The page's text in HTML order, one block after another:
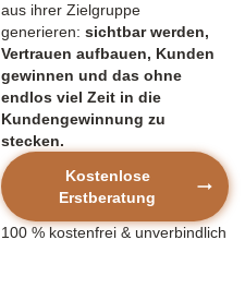
aus ihrer Zielgruppe
generieren: sichtbar werden,
Vertrauen aufbauen, Kunden
gewinnen und das ohne
endlos viel Zeit in die
Kundengewinnung zu
stecken.
Kostenlose
Erstberatung
100 % kostenfrei& unverbindlich